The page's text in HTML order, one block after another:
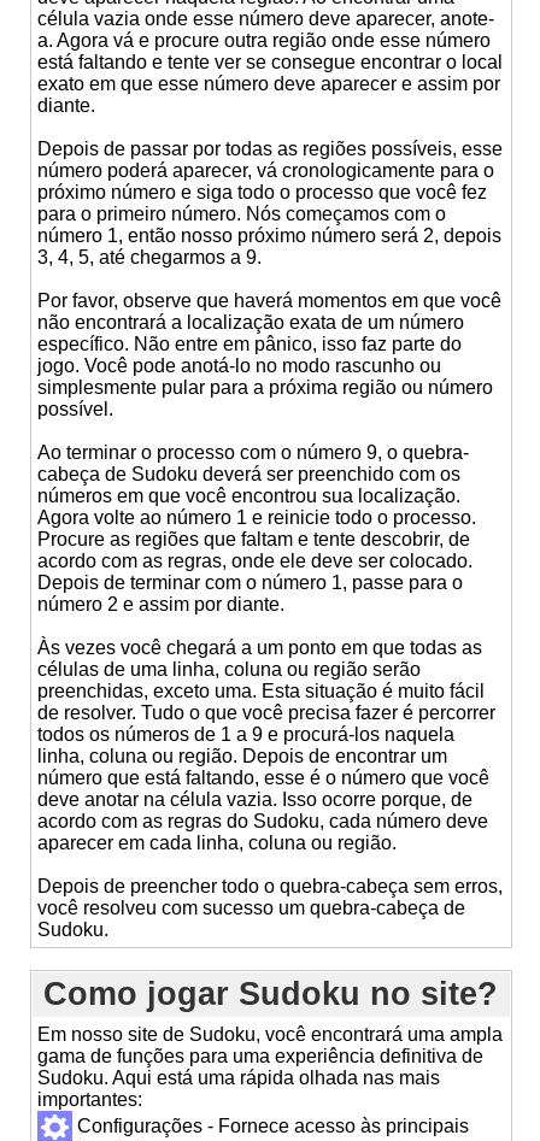
célula vazia onde esse número deve aparecer, anote-
a. Agora vá e procure outra região onde esse número
está faltando e tente ver se consegue encontrar o local
exato em que esse número deve aparecer e assim por
diante.
Depois de passar por todas as regiões possíveis, esse
número poderá aparecer, vá cronologicamente para o
próximo número e siga todo o processo que você fez
para o primeiro número. Nós começamos com o
número 1, então nosso próximo número será 2, depois
3, 4, 5, até chegarmos a 9.
Por favor, observe que haverá momentos em que você
não encontrará a localização exata de um número
específico. Não entre em pânico, isso faz parte do
jogo. Você pode anotá-lo no modo rascunho ou
simplesmente pular para a próxima região ou número
possível.
Ao terminar o processo com o número 9, o quebra-
cabeça de Sudoku deverá ser preenchido com os
números em que você encontrou sua localização.
Agora volte ao número 1 e reinicie todo o processo.
Procure as regiões que faltam e tente descobrir, de
acordo com as regras, onde ele deve ser colocado.
Depois de terminar com o número 1, passe para o
número 2 e assim por diante.
Às vezes você chegará a um ponto em que todas as
células de uma linha, coluna ou região serão
preenchidas, exceto uma. Esta situação é muito fácil
de resolver. Tudo o que você precisa fazer é percorrer
todos os números de 1 a 9 e procurá-los naquela
linha, coluna ou região. Depois de encontrar um
número que está faltando, esse é o número que você
deve anotar na célula vazia. Isso ocorre porque, de
acordo com as regras do Sudoku, cada número deve
aparecer em cada linha, coluna ou região.
Depois de preencher todo o quebra-cabeça sem erros,
você resolveu com sucesso um quebra-cabeça de
Sudoku.
Como jogar Sudoku no site?
Em nosso site de Sudoku, você encontrará uma ampla
gama de funções para uma experiência definitiva de
Sudoku. Aqui está uma rápida olhada nas mais
importantes:
Configurações - Fornece acesso às principais